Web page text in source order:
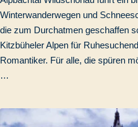
Winterwanderwegen und
die zum Durchatmen geschaffen
Kitzbüheler Alpen für
Romantiker. Für alle, die spüren
…